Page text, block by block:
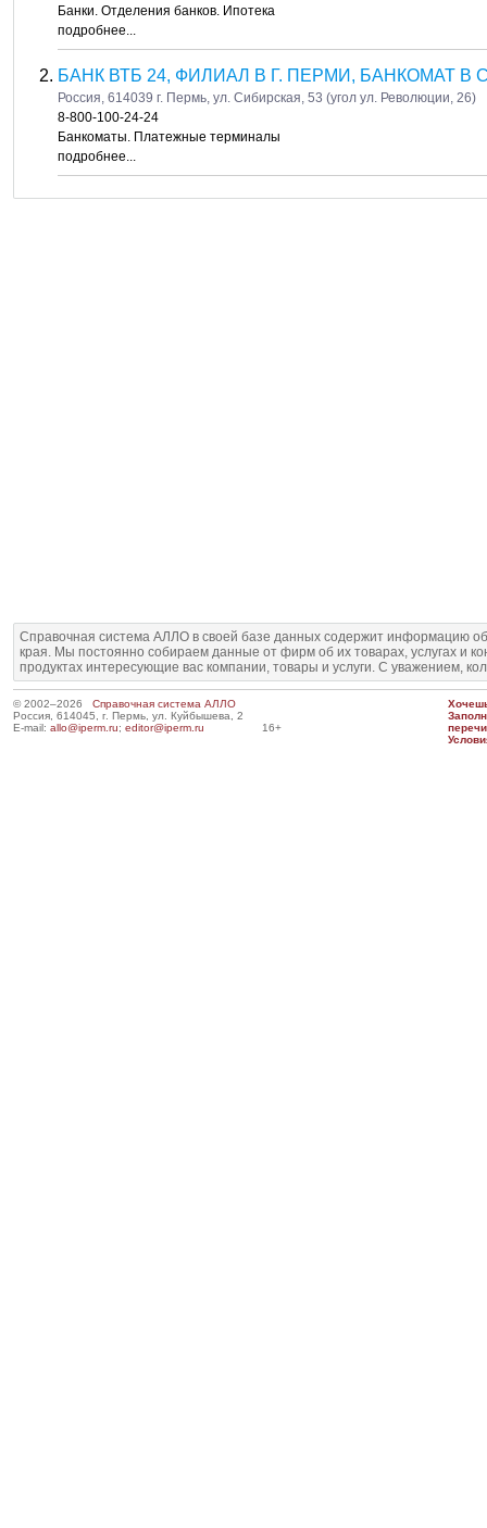
Банки. Отделения банков. Ипотека
подробнее...
БАНК ВТБ 24, ФИЛИАЛ В Г. ПЕРМИ, БАНКОМАТ
Россия, 614039 г. Пермь, ул. Сибирская, 53 (угол ул. Революции, 26)
8-800-100-24-24
Банкоматы. Платежные терминалы
подробнее...
Справочная система АЛЛО в своей базе данных содержит информацию
края. Мы постоянно собираем данные от фирм об их товарах, услугах и
продуктах интересующие вас компании, товары и услуги. С уважением,
© 2002–2026 Справочная система АЛЛО
Россия, 614045, г. Пермь, ул. Куйбышева, 2
E-mail: allo@iperm.ru; editor@iperm.ru 16+